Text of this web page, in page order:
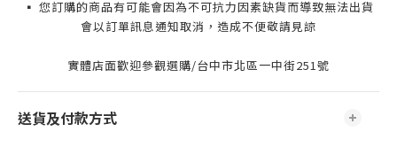
▪️ 您訂購的商品有可能會因為不可抗力因素缺貨而導致無法出貨
會以訂單訊息通知取消，造成不便敬請見諒
實體店面歡迎參觀選購/台中市北區一中街251號
送貨及付款方式